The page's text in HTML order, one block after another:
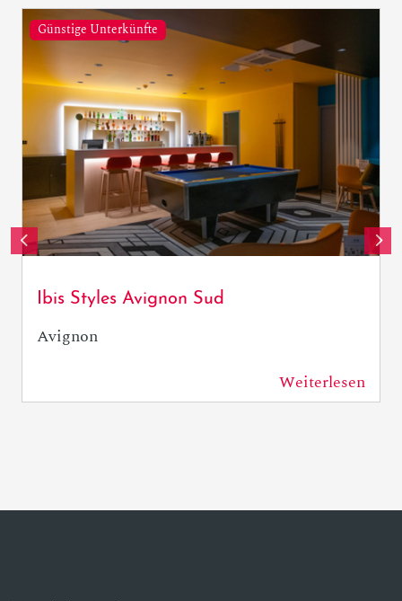
Günstige Unterkünfte
Ibis Styles Avignon Sud
Avignon
Weiterlesen